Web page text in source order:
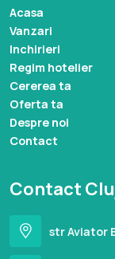
Acasa
Vanzari
Inchirieri
Regim hotelier
Cererea ta
Oferta ta
Despre noi
Contact
Contact
str Aviator